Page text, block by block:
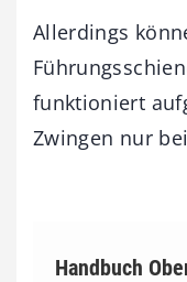
Allerdings
funktioniert
Zwingen nur
Handbuch